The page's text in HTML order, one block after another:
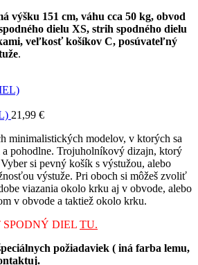
výšku 151 cm, váhu cca 50 kg, obvod
dielu XS, strih spodného dielu
veľkosť košíkov C, posúvateľný
.
21,99 €
minimalistických modelov, v ktorých sa
a pohodlne. Trojuholníkový dizajn, ktorý
si pevný košík s výstužou, alebo
výstuže. Pri oboch si môžeš zvoliť
viazania okolo krku aj v obvode, alebo
v obvode a taktiež okolo krku.
DIEL TU.
požiadaviek ( iná farba lemu,